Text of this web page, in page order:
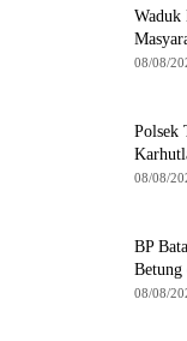
Waduk
08/08/
Polsek
08/08/
BP
Betung
08/08/